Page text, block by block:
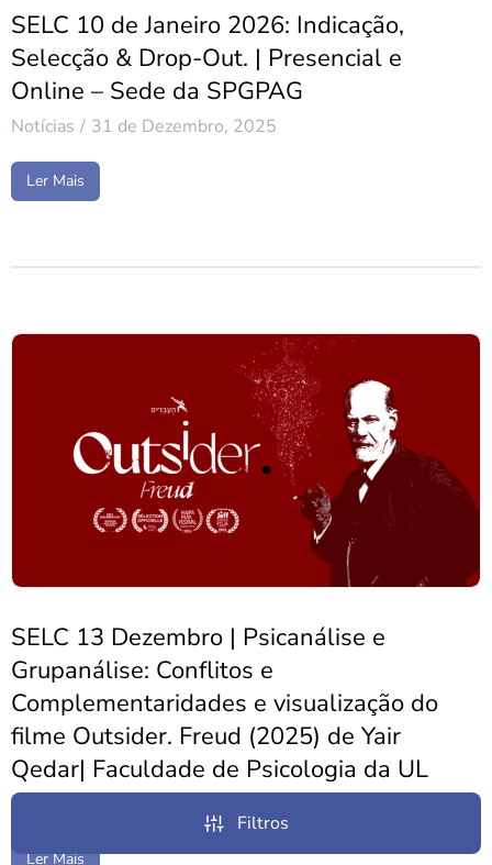
SELC 10 de Janeiro 2026: Indicação,
Selecção & Drop-Out. | Presencial e
Online – Sede da SPGPAG
Notícias 31 de Dezembro, 2025
Ler Mais
SELC 13 Dezembro | Psicanálise e
Grupanálise: Conflitos e
Complementaridades e visualização do
filme Outsider. Freud (2025) de Yair
Qedar| Faculdade de Psicologia da UL
Notícias
Ler Mais
Filtros